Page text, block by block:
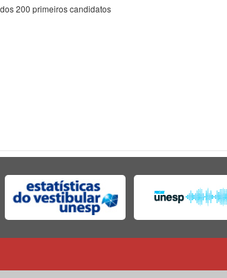
200 primeiros candidatos